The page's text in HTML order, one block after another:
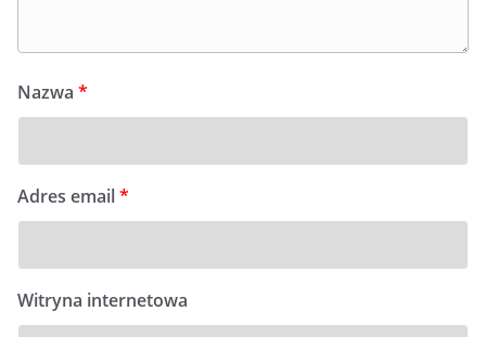
Nazwa *
Adres email*
Witryna internetowa